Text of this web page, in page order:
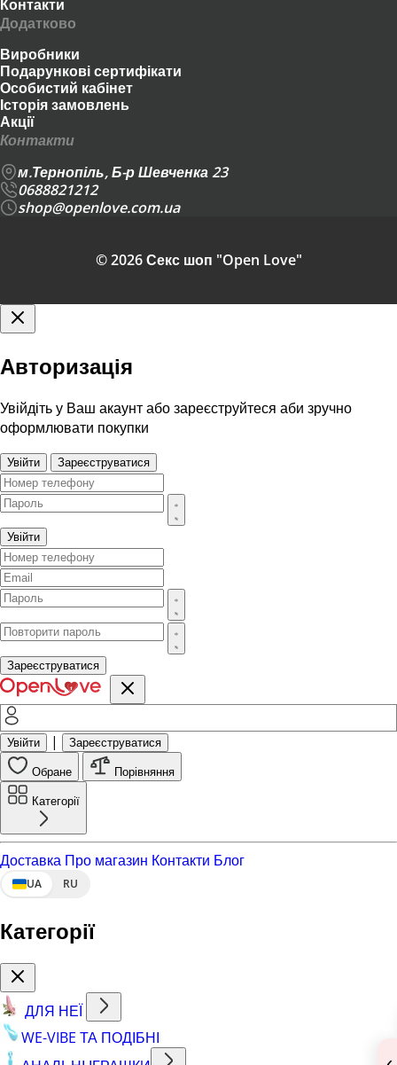
Контакти
Додатково
Виробники
Подарункові сертифікати
Особистий кабінет
Історія замовлень
Акції
Контакти
м.Тернопіль, Б-р Шевченка 23
0688821212
shop@openlove.com.ua
© 2026 Секс шоп "Open Love"
Авторизація
Увійдіть у Ваш акаунт або зареєструйтеся аби зручно
оформлювати покупки
Увійти Зареєструватися
Увійти
Зареєструватися
Увійти | Зареєструватися
Обране Порівняння
Категорії
Доставка Про магазин Контакти Блог
UA RU
Категорії
ДЛЯ НЕЇ
WE-VIBE ТА ПОДІБНІ